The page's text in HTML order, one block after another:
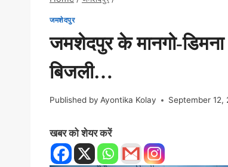
जमशेदपुर
जमशेदपुर के मानगो-
बिजली…
Published by Ayontika Kolay September 12,
खबर को शेयर करें